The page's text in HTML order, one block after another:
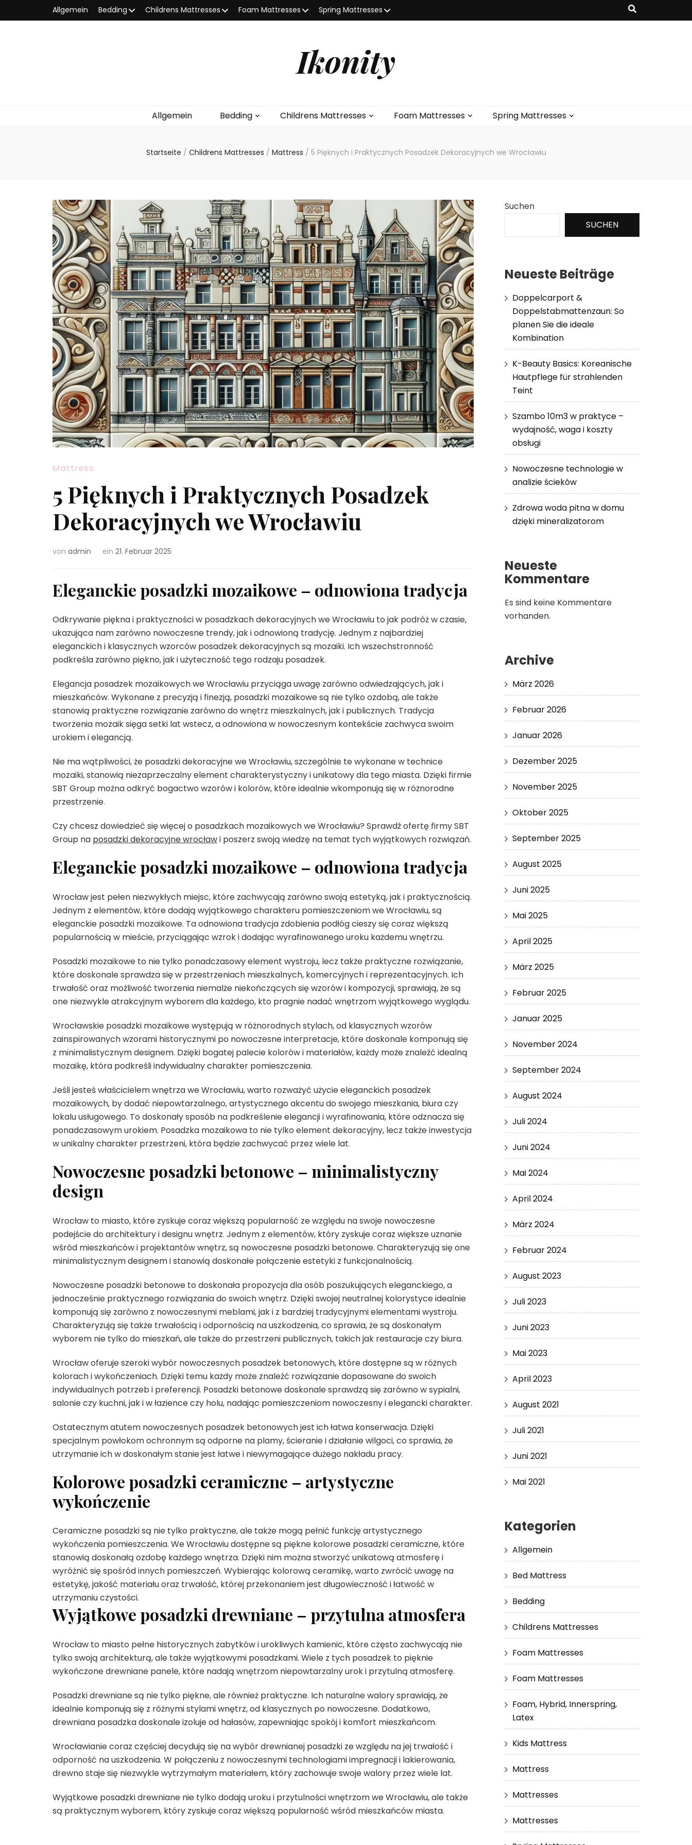
Allgemein Bedding Childrens Mattresses Foam Mattresses Spring Mattresses
Ikonity
Allgemein Bedding Childrens Mattresses Foam Mattresses Spring Mattresses
Startseite / Childrens Mattresses / Mattress / 5 Pięknych i Praktycznych Posadzek Dekoracyjnych we Wrocławiu
Mattress
5 Pięknych i Praktycznych Posadzek
Dekoracyjnych we Wrocławiu
von admin ein 21. Februar 2025
Eleganckie posadzki mozaikowe – odnowiona tradycja
Odkrywanie piękna i praktyczności w posadzkach dekoracyjnych we Wrocławiu to jak podróż w czasie,
ukazująca nam zarówno nowoczesne trendy, jak i odnowioną tradycję. Jednym z najbardziej
eleganckich i klasycznych wzorców posadzek dekoracyjnych są mozaiki. Ich wszechstronność
podkreśla zarówno piękno, jak i użyteczność tego rodzaju posadzek.
Elegancja posadzek mozaikowych we Wrocławiu przyciąga uwagę zarówno odwiedzających, jak i
mieszkańców. Wykonane z precyzją i finezją, posadzki mozaikowe są nie tylko ozdobą, ale także
stanowią praktyczne rozwiązanie zarówno do wnętrz mieszkalnych, jak i publicznych. Tradycja
tworzenia mozaik sięga setki lat wstecz, a odnowiona w nowoczesnym kontekście zachwyca swoim
urokiem i elegancją.
Nie ma wątpliwości, że posadzki dekoracyjne we Wrocławiu, szczególnie te wykonane w technice
mozaiki, stanowią niezaprzeczalny element charakterystyczny i unikatowy dla tego miasta. Dzięki firmie
SBT Group można odkryć bogactwo wzorów i kolorów, które idealnie wkomponują się w różnorodne
przestrzenie.
Czy chcesz dowiedzieć się więcej o posadzkach mozaikowych we Wrocławiu? Sprawdź ofertę firmy SBT
Group na posadzki dekoracyjne wrocławi poszerz swoją wiedzę na temat tych wyjątkowych rozwiązań.
Eleganckie posadzki mozaikowe – odnowiona tradycja
Wrocław jest pełen niezwykłych miejsc, które zachwycają zarówno swoją estetyką, jak i praktycznością.
Jednym z elementów, które dodają wyjątkowego charakteru pomieszczeniom we Wrocławiu, są
eleganckie posadzki mozaikowe. Ta odnowiona tradycja zdobienia podłóg cieszy się coraz większą
popularnością w mieście, przyciągając wzrok i dodając wyrafinowanego uroku każdemu wnętrzu.
Posadzki mozaikowe to nie tylko ponadczasowy element wystroju, lecz także praktyczne rozwiązanie,
które doskonale sprawdza się w przestrzeniach mieszkalnych, komercyjnych i reprezentacyjnych. Ich
trwałość oraz możliwość tworzenia niemalże niekończących się wzorów i kompozycji, sprawiają, że są
one niezwykle atrakcyjnym wyborem dla każdego, kto pragnie nadać wnętrzom wyjątkowego wyglądu.
Wrocławskie posadzki mozaikowe występują w różnorodnych stylach, od klasycznych wzorów
zainspirowanych wzorami historycznymi po nowoczesne interpretacje, które doskonale komponują się
z minimalistycznym designem. Dzięki bogatej palecie kolorów i materiałów, każdy może znaleźć idealną
mozaikę, która podkreśli indywidualny charakter pomieszczenia.
Jeśli jesteś właścicielem wnętrza we Wrocławiu, warto rozważyć użycie eleganckich posadzek
mozaikowych, by dodać niepowtarzalnego, artystycznego akcentu do swojego mieszkania, biura czy
lokalu usługowego. To doskonały sposób na podkreślenie elegancji i wyrafinowania, które odznacza się
ponadczasowym urokiem. Posadzka mozaikowa to nie tylko element dekoracyjny, lecz także inwestycja
w unikalny charakter przestrzeni, która będzie zachwycać przez wiele lat.
Nowoczesne posadzki betonowe – minimalistyczny
design
Wrocław to miasto, które zyskuje coraz większą popularność ze względu na swoje nowoczesne
podejście do architektury i designu wnętrz. Jednym z elementów, który zyskuje coraz większe uznanie
wśród mieszkańców i projektantów wnętrz, są nowoczesne posadzki betonowe. Charakteryzują się one
minimalistycznym designem i stanowią doskonałe połączenie estetyki z funkcjonalnością.
Nowoczesne posadzki betonowe to doskonała propozycja dla osób poszukujących eleganckiego, a
jednocześnie praktycznego rozwiązania do swoich wnętrz. Dzięki swojej neutralnej kolorystyce idealnie
komponują się zarówno z nowoczesnymi meblami, jak i z bardziej tradycyjnymi elementami wystroju.
Charakteryzują się także trwałością i odpornością na uszkodzenia, co sprawia, że są doskonałym
wyborem nie tylko do mieszkań, ale także do przestrzeni publicznych, takich jak restauracje czy biura.
Wrocław oferuje szeroki wybór nowoczesnych posadzek betonowych, które dostępne są w różnych
kolorach i wykończeniach. Dzięki temu każdy może znaleźć rozwiązanie dopasowane do swoich
indywidualnych potrzeb i preferencji. Posadzki betonowe doskonale sprawdzą się zarówno w sypialni,
salonie czy kuchni, jak i w łazience czy holu, nadając pomieszczeniom nowoczesny i elegancki charakter.
Ostatecznym atutem nowoczesnych posadzek betonowych jest ich łatwa konserwacja. Dzięki
specjalnym powłokom ochronnym są odporne na plamy, ścieranie i działanie wilgoci, co sprawia, że
utrzymanie ich w doskonałym stanie jest łatwe i niewymagające dużego nakładu pracy.
Kolorowe posadzki ceramiczne – artystyczne
wykończenie
Ceramiczne posadzki są nie tylko praktyczne, ale także mogą pełnić funkcję artystycznego
wykończenia pomieszczenia. We Wrocławiu dostępne są piękne kolorowe posadzki ceramiczne, które
stanowią doskonałą ozdobę każdego wnętrza. Dzięki nim można stworzyć unikatową atmosferę i
wyróżnić się spośród innych pomieszczeń. Wybierając kolorową ceramikę, warto zwrócić uwagę na
estetykę, jakość materiału oraz trwałość, której przekonaniem jest długowieczność i łatwość w
utrzymaniu czystości.
Wyjątkowe posadzki drewniane – przytulna atmosfera
Wrocław to miasto pełne historycznych zabytków i urokliwych kamienic, które często zachwycają nie
tylko swoją architekturą, ale także wyjątkowymi posadzkami. Wiele z tych posadzek to pięknie
wykończone drewniane panele, które nadają wnętrzom niepowtarzalny urok i przytulną atmosferę.
Posadzki drewniane są nie tylko piękne, ale również praktyczne. Ich naturalne walory sprawiają, że
idealnie komponują się z różnymi stylami wnętrz, od klasycznych po nowoczesne. Dodatkowo,
drewniana posadzka doskonale izoluje od hałasów, zapewniając spokój i komfort mieszkańcom.
Wrocławianie coraz częściej decydują się na wybór drewnianej posadzki ze względu na jej trwałość i
odporność na uszkodzenia. W połączeniu z nowoczesnymi technologiami impregnacji i lakierowania,
drewno staje się niezwykle wytrzymałym materiałem, który zachowuje swoje walory przez wiele lat.
Wyjątkowe posadzki drewniane nie tylko dodają uroku i przytulności wnętrzom we Wrocławiu, ale także
są praktycznym wyborem, który zyskuje coraz większą popularność wśród mieszkańców miasta.
Suchen
SUCHEN
Neueste Beiträge
Doppelcarport &
Doppelstabmattenzaun: So
planen Sie die ideale
Kombination
K-Beauty Basics: Koreanische
Hautpflege für strahlenden
Teint
Szambo 10m3 w praktyce –
wydajność, waga i koszty
obsługi
Nowoczesne technologie w
analizie ścieków
Zdrowa woda pitna w domu
dzięki mineralizatorom
Neueste
Kommentare
Es sind keine Kommentare
vorhanden.
Archive
März 2026
Februar 2026
Januar 2026
Dezember 2025
November 2025
Oktober 2025
September 2025
August 2025
Juni 2025
Mai 2025
April 2025
März 2025
Februar 2025
Januar 2025
November 2024
September 2024
August 2024
Juli 2024
Juni 2024
Mai 2024
April 2024
März 2024
Februar 2024
August 2023
Juli 2023
Juni 2023
Mai 2023
April 2023
August 2021
Juli 2021
Juni 2021
Mai 2021
Kategorien
Allgemein
Bed Mattress
Bedding
Childrens Mattresses
Foam Mattresses
Foam Mattresses
Foam, Hybrid, Innerspring,
Latex
Kids Mattress
Mattress
Mattresses
Mattresses